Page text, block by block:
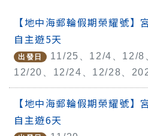
大
陸
太
平
【地中海郵輪假期榮耀號】
自主遊5天
出發日
11/25、12/4、12/8
12/20、12/24、12/28、
【地中海郵輪假期榮耀號】
自主遊6天